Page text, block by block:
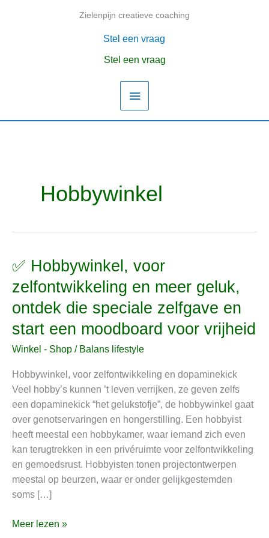
Zielenpijn creatieve coaching
Hoofdmenu
Stel een vraag
Stel een vraag
Hobbywinkel
✅ Hobbywinkel, voor
zelfontwikkeling en meer geluk,
ontdek die speciale zelfgave en
start een moodboard voor vrijheid
Winkel - Shop / Balans lifestyle
Hobbywinkel, voor zelfontwikkeling en dopaminekick
Veel hobby’s kunnen ’t leven verrijken, ze geven zelfs
een dopaminekick “het gelukstofje”, de hobbywinkel gaat
over genotservaringen en hongerstilling. Een hobbyist
heeft meestal een hobbykamer, waar iemand zich even
kan terugtrekken in een privéruimte voor zelfontwikkeling
en gemoedsrust. Hobbyisten tonen projectontwerpen
meestal op beurzen, waar er onder gelijkgestemden
soms […]
✅
voor
zelfontwikkeling
en
meer
geluk,
zelfgave
moodboard
vrijheid
Meer lezen »